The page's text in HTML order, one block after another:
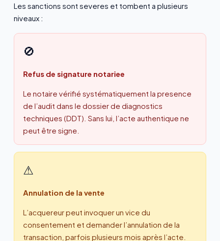
Les sanctions sont severes et tombent a plusieurs
niveaux :
🚫
Refus de signature notariee
Le notaire vérifié systématiquement la presence
de l’audit dans le dossier de diagnostics
techniques (DDT). Sans lui, l’acte authentique ne
peut être signe.
⚠
Annulation de la vente
L’acquereur peut invoquer un vice du
consentement et demander l’annulation de la
transaction, parfois plusieurs mois après l’acte.